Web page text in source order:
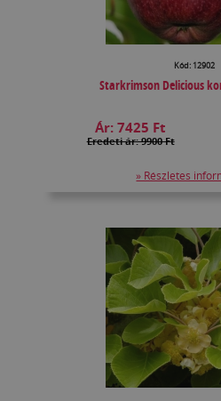
Kód: 12902
Starkrimson Delicious
Ár:7425 Ft
Eredeti ár: 9900 Ft
» Részletes